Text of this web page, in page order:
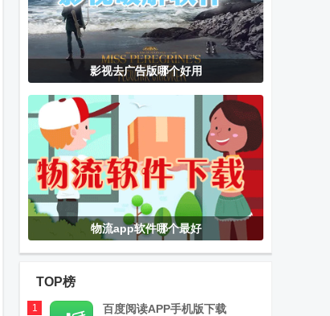
影视去广告版哪个好用
物流app软件哪个最好
TOP榜
1 百度阅读APP手机版下载